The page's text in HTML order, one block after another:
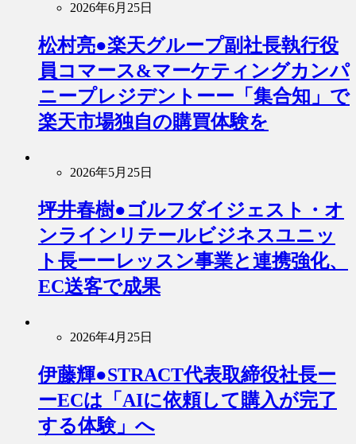
2026年6月25日
松村亮●楽天グループ副社長執行役
員コマース&マーケティングカンパ
ニープレジデントーー「集合知」で
楽天市場独自の購買体験を
2026年5月25日
坪井春樹●ゴルフダイジェスト・オ
ンラインリテールビジネスユニッ
ト長ーーレッスン事業と連携強化、
EC送客で成果
2026年4月25日
伊藤輝●STRACT代表取締役社長ー
ーECは「AIに依頼して購入が完了
する体験」へ